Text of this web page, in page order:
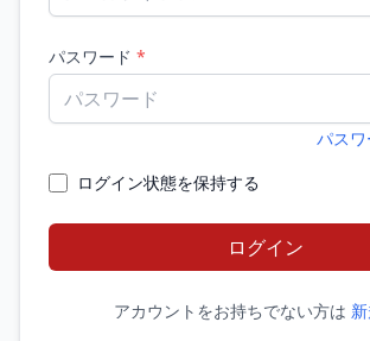
パスワード *
パス
ログイン状態を保持する
ログイン
アカウントをお持ちでない方は